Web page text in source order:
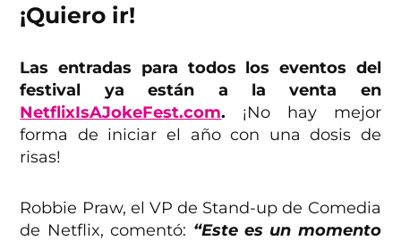
¡Quiero ir!
Las entradas para todos los eventos del
festival ya están a la venta en
NetflixIsAJokeFest.com. ¡No hay mejor
forma de iniciar el año con una dosis de
risas!
Robbie Praw, el VP de Stand-up de Comedia
de Netflix, comentó: “Este es un momento